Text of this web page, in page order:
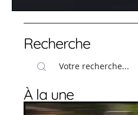
Recherche
À la une